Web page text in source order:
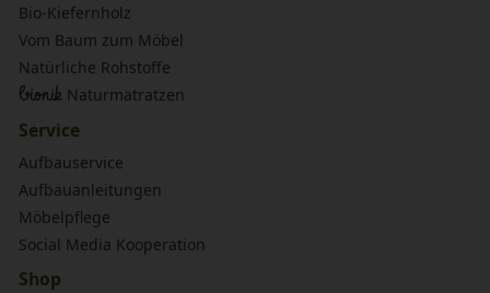
Bio-Kiefernholz
Vom Baum zum Möbel
Natürliche Rohstoffe
bionik Naturmatratzen
Service
Aufbauservice
Aufbauanleitungen
Möbelpflege
Social Media Kooperation
Shop